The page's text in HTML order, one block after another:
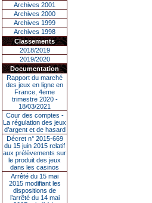
Archives 2001
Archives 2000
Archives 1999
Archives 1998
Classements
2018/2019
2019/2020
Documentation
Rapport du marché
des jeux en ligne en
France, 4eme
trimestre 2020 -
18/03/2021
Cour des comptes -
La régulation des jeux
d’argent et de hasard
Décret n° 2015-669
du 15 juin 2015 relatif
aux prélèvements sur
le produit des jeux
dans les casinos
Arrêté du 15 mai
2015 modifiant les
dispositions de
l’arrêté du 14 mai